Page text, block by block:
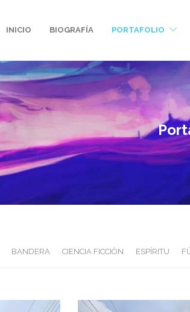
INICIO BIOGRAFÍA PORTAFOLIO
BANDERA CIENCIA FICCIÓN ESPÍRITU